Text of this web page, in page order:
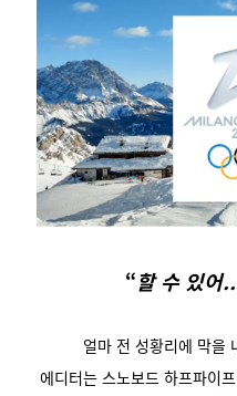
“할 수 있어
얼마 전 성황리에 막을
에디터는 스노보드 하프파이